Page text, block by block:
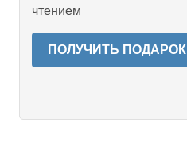
чтением
ПОЛУЧИТЬ ПОДАРОК